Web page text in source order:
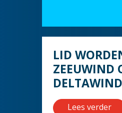
LID
ZEEUWIND
Lees verder